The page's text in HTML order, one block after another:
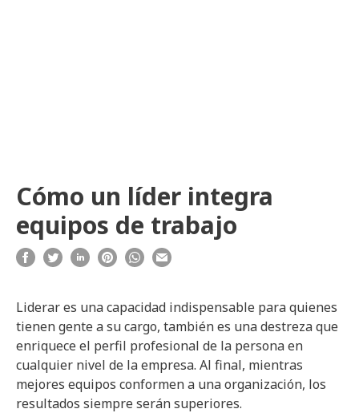
Cómo un líder integra
equipos de trabajo
Liderar es una capacidad indispensable para quienes
tienen gente a su cargo, también es una destreza que
enriquece el perfil profesional de la persona en
cualquier nivel de la empresa. Al final, mientras
mejores equipos conformen a una organización, los
resultados siempre serán superiores.